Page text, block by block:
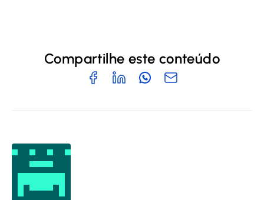
Compartilhe este conteúdo